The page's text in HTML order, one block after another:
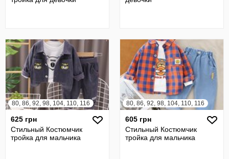
80, 86, 92, 98, 104, 110, 116
625 грн
Стильный Костюмчик
тройка для мальчика
80, 86, 92, 98, 104, 110, 116
605 грн
Стильный Костюмчик
тройка для мальчика